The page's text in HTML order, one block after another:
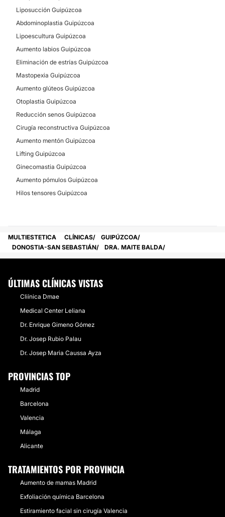
Realizamos aumento de glúteo con técnicas de
extracción de grasa y, posteriormente, recolocación
en glúteos. También realizamos con grasa, retoque de
pequeñas deformidades que se producen en la parte
CONTACTAR
ABDOMINOPLASTIA
Valoramos adecuadamente la necesidad de corregir
la musculatura abdominal, el exceso de grasa y la
envoltura cutánea. Dependiendo de las
características de cada paciente realizamos
liposucción, mini o abdominoplastia total.
ELIMINACIÓN ARRUGAS
Disponemos de un láser fraccionado para la
son las que se producen cuando gesticulamos, las
tratamos también con rellenos.
CONTACTAR
TRATAMIENTO VARICES
Tras valorar la existencia de insuficiencia venosa
valvular, mediante ecografía procedemos al
tratamiento de varículas y arañas vasculares con
microesclerosis con espuma y láser como tratamiento
REDUCCIÓN SENOS
Utilizamos técnicas de liposucción y de cicatrices
cortas para evitar la visualización de las mismas, sin
repercusión en el aspecto de las mamas.
Liposucción Guipúzcoa
Abdominoplastia Guipúzcoa
Lipoescultura Guipúzcoa
Aumento labios Guipúzcoa
Eliminación de estrías Guipúzcoa
Mastopexia Guipúzcoa
Aumento glúteos Guipúzcoa
Otoplastia Guipúzcoa
Reducción senos Guipúzcoa
Cirugía reconstructiva Guipúzcoa
Aumento mentón Guipúzcoa
Lifting Guipúzcoa
Ginecomastia Guipúzcoa
Aumento pómulos Guipúzcoa
Hilos tensores Guipúzcoa
MULTIESTETICA CLÍNICAS
GUIPÚZCOA
DONOSTIA-SAN SEBASTIÁN
DRA. MAITE BALDA
ÚLTIMAS CLÍNICAS VISTAS
Cliínica Dmae
Medical Center Leliana
Dr. Enrique Gimeno Gómez
Dr. Josep Rubio Palau
Dr. Josep Maria Caussa Ayza
PROVINCIAS TOP
Madrid
Barcelona
Valencia
Málaga
Alicante
TRATAMIENTOS POR PROVINCIA
Aumento de mamas Madrid
Exfoliación química Barcelona
Estiramiento facial sin cirugía Valencia